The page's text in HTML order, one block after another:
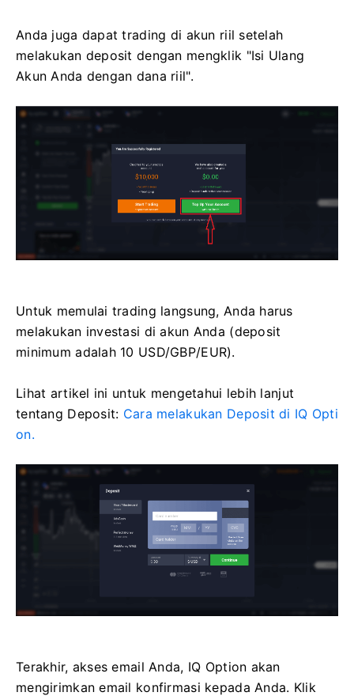
Anda juga dapat trading di akun riil setelah
melakukan deposit dengan mengklik "Isi Ulang
Akun Anda dengan dana riil".
Untuk memulai trading langsung, Anda harus
melakukan investasi di akun Anda (deposit
minimum adalah 10 USD/GBP/EUR).
Lihat artikel ini untuk mengetahui lebih lanjut
tentang Deposit: Cara melakukan Deposit di IQ Opti
on.
Terakhir, akses email Anda, IQ Option akan
mengirimkan email konfirmasi kepada Anda. Klik